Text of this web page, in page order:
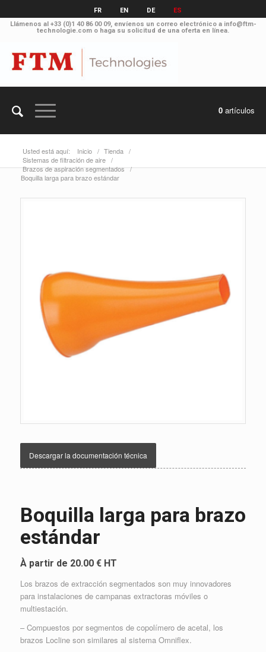
FR EN DE
ES
Llámenos al +33 (0)1 40 86 00 09, envíenos un correo electrónico a info@ftm-
technologie.com o haga su solicitud de una oferta en línea.
0 artículos
Usted está aquí: Inicio / Tienda /
Sistemas de filtración de aire /
Brazos de aspiración segmentados /
Boquilla larga para brazo estándar
Descargar la documentación técnica
Boquilla larga para brazo
estándar
À partir de 20.00 € HT
Los brazos de extracción segmentados son muy innovadores
para instalaciones de campanas extractoras móviles o
multiestación.
– Compuestos por segmentos de copolímero de acetal, los
brazos Locline son similares al sistema Omniflex.